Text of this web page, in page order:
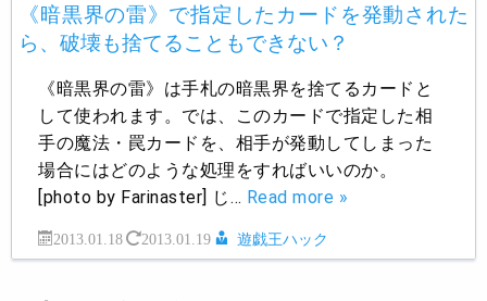
《暗黒界の雷》で指定したカードを発動された
ら、破壊も捨てることもできない？
《暗黒界の雷》は手札の暗黒界を捨てるカードと
して使われます。では、このカードで指定した相
手の魔法・罠カードを、相手が発動してしまった
場合にはどのような処理をすればいいのか。
[photo by Farinaster] じ… Read more »
2013.01.18 2013.01.19 遊戯王ハック